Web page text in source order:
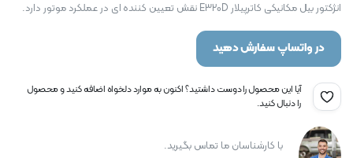
انژکتور بیل مکانیکی کاترپیلار E320D نقش تعیین کننده ای در عملکرد موتور دارد.
در واتساپ سفارش دهید
آیا این محصول را دوست داشتید؟ اکنون به موارد دلخواه اضافه کنید و محصول
را دنبال کنید.
با کارشناسان ما تماس بگیرید.